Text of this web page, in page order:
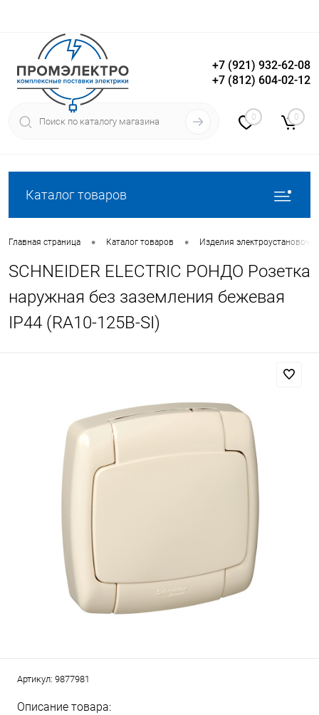
Вход Регистрация
+7 (921) 932-62-08
+7 (812) 604-02-12
0 0
Каталог товаров
Главная страница • Каталог товаров • Изделия
SCHNEIDER ELECTRIC РОНДО Розетка
наружная без заземления бежевая
IP44 (RA10-125B-SI)
Артикул: 9877981
Описание товара: